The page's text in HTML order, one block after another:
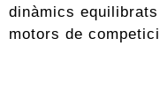
dinàmics
motors de